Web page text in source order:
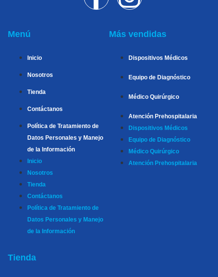
Menú
Inicio
Nosotros
Tienda
Contáctanos
Política de Tratamiento de
Datos Personales y Manejo
de la Información
Inicio
Nosotros
Tienda
Contáctanos
Política de Tratamiento de
Datos Personales y Manejo
de la Información
Más vendidas
Dispositivos Médicos
Equipo de Diagnóstico
Médico Quirúrgico
Atención Prehospitalaria
Dispositivos Médicos
Equipo de Diagnóstico
Médico Quirúrgico
Atención Prehospitalaria
Tienda